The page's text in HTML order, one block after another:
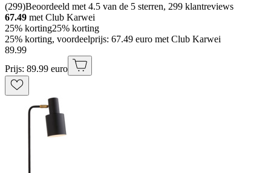
(299)Beoordeeld met 4.5 van de 5 sterren, 299 klantreviews
67.49 met Club Karwei
25% korting25% korting
25% korting, voordeelprijs: 67.49 euro met Club Karwei
89.99
Prijs: 89.99 euro